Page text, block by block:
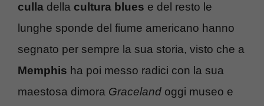
culla della cultura blues e del resto le
lunghe sponde del fiume americano hanno
segnato per sempre la sua storia, visto che a
Memphis ha poi messo radici con la sua
maestosa dimora Graceland oggi museo e